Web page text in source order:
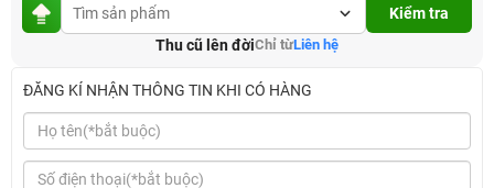
Kiểm tra
Thu cũ lên đờiChỉ từLiên hệ
ĐĂNG KÍ NHẬN THÔNG TIN KHI CÓ HÀNG